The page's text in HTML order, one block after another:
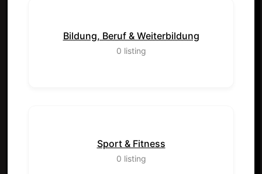
Bildung, Beruf & Weiterbildung
0 listing
Sport & Fitness
0 listing